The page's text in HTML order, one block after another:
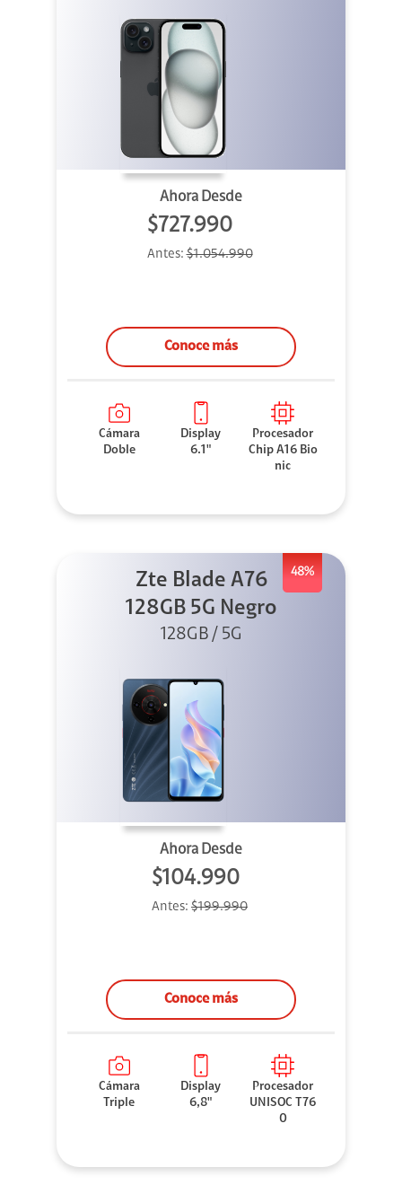
Ahora Desde
$727.990
Antes:$1.054.990
Conoce más
Cámara
Doble
Display
6.1"
Procesador
Chip A16 Bio
nic
48%
Zte Blade A76
128GB 5G Negro
128GB / 5G
Ahora Desde
$104.990
Antes: $199.990
Conoce más
Cámara
Triple
Display
6,8"
Procesador
UNISOC T76
0